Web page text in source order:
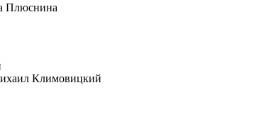
Плюснина
Климовицкий